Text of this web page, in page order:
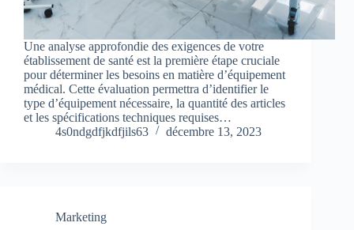
Une analyse approfondie des exigences de votre
établissement de santé est la première étape cruciale
pour déterminer les besoins en matière d’équipement
médical. Cette évaluation permettra d’identifier le
type d’équipement nécessaire, la quantité des articles
et les spécifications techniques requises…
4s0ndgdfjkdfjils63
décembre 13, 2023
Marketing